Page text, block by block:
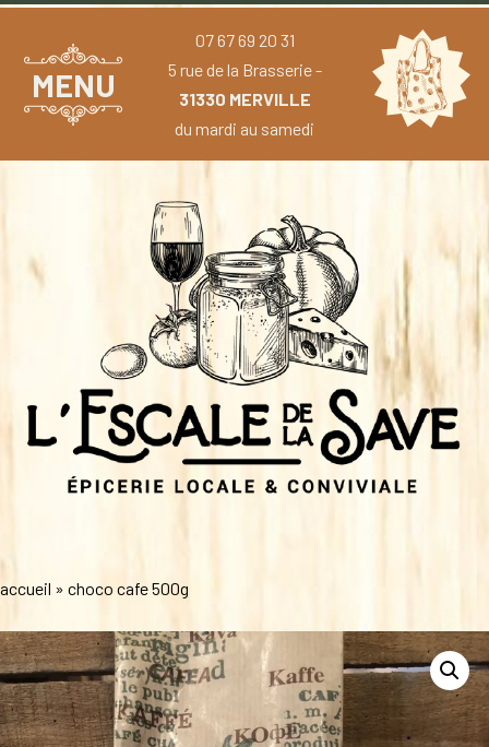
MENU
07 67 69 20 31
5 rue de la Brasserie -
31330 MERVILLE
du mardi au samedi
accueil » choco cafe 500g